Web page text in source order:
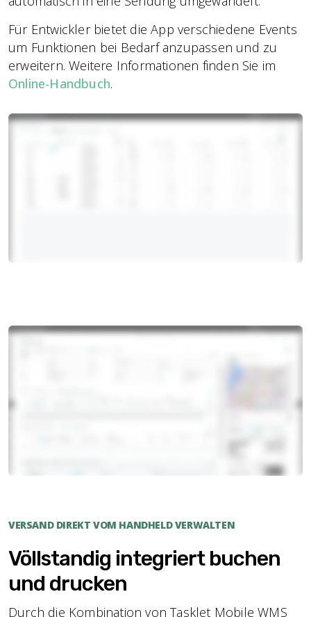
Für Entwickler bietet die App verschiedene Events
um Funktionen bei Bedarf anzupassen und zu
erweitern. Weitere Informationen finden Sie im
Online-Handbuch.
VERSAND DIREKT VOM HANDHELD VERWALTEN
Völlstandig integriert buchen
und drucken
Durch die Kombination von Tasklet Mobile WMS